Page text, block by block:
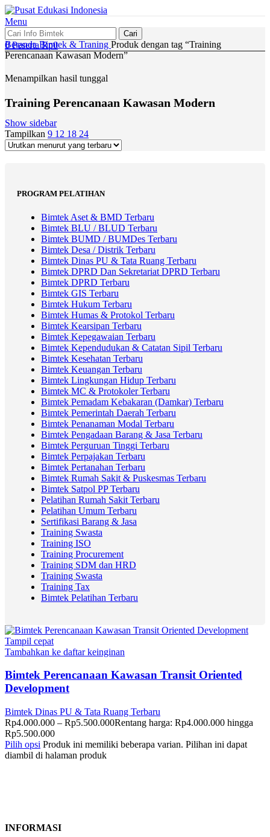
Menu
Cari
0Peserta Rp0
BerandaBimtek & Traning Produk dengan tag “Training
Perencanaan Kawasan Modern”
Menampilkan hasil tunggal
Training Perencanaan Kawasan Modern
Show sidebar
Tampilkan 9 12 18 24
PROGRAM PELATIHAN
Bimtek Aset & BMD Terbaru
Bimtek BLU / BLUD Terbaru
Bimtek BUMD / BUMDes Terbaru
Bimtek Desa / Distrik Terbaru
Bimtek Dinas PU & Tata Ruang Terbaru
Bimtek DPRD Dan Sekretariat DPRD Terbaru
Bimtek DPRD Terbaru
Bimtek GIS Terbaru
Bimtek Hukum Terbaru
Bimtek Humas & Protokol Terbaru
Bimtek Kearsipan Terbaru
Bimtek Kepegawaian Terbaru
Bimtek Kependudukan & Catatan Sipil Terbaru
Bimtek Kesehatan Terbaru
Bimtek Keuangan Terbaru
Bimtek Lingkungan Hidup Terbaru
Bimtek MC & Protokoler Terbaru
Bimtek Pemadam Kebakaran (Damkar) Terbaru
Bimtek Pemerintah Daerah Terbaru
Bimtek Penanaman Modal Terbaru
Bimtek Pengadaan Barang & Jasa Terbaru
Bimtek Perguruan Tinggi Terbaru
Bimtek Perpajakan Terbaru
Bimtek Pertanahan Terbaru
Bimtek Rumah Sakit & Puskesmas Terbaru
Bimtek Satpol PP Terbaru
Pelatihan Rumah Sakit Terbaru
Pelatihan Umum Terbaru
Sertifikasi Barang & Jasa
Training Swasta
Training ISO
Training Procurement
Training SDM dan HRD
Training Swasta
Training Tax
Bimtek Pelatihan Terbaru
Tampil cepat
Tambahkan ke daftar keinginan
Bimtek Perencanaan Kawasan Transit Oriented
Development
Bimtek Dinas PU & Tata Ruang Terbaru
Rp4.000.000 – Rp5.500.000Rentang harga: Rp4.000.000 hingga
Rp5.500.000
Pilih opsi Produk ini memiliki beberapa varian. Pilihan ini dapat
diambil di halaman produk
INFORMASI